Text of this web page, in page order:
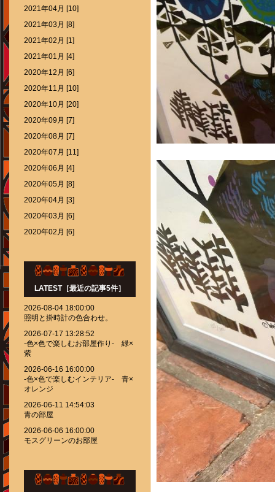
2021年04月 [10]
2021年03月 [8]
2021年02月 [1]
2021年01月 [4]
2020年12月 [6]
2020年11月 [10]
2020年10月 [20]
2020年09月 [7]
2020年08月 [7]
2020年07月 [11]
2020年06月 [4]
2020年05月 [8]
2020年04月 [3]
2020年03月 [6]
2020年02月 [6]
LATEST［最近の記事5件］
2026-08-04 18:00:00
照明と掛時計の色合わせ。
2026-07-17 13:28:52
-色×色で楽しむお部屋作り- 緑×
紫
2026-06-16 16:00:00
-色×色で楽しむインテリア- 青×
オレンジ
2026-06-11 14:54:03
青の部屋
2026-06-06 16:00:00
モスグリーンのお部屋